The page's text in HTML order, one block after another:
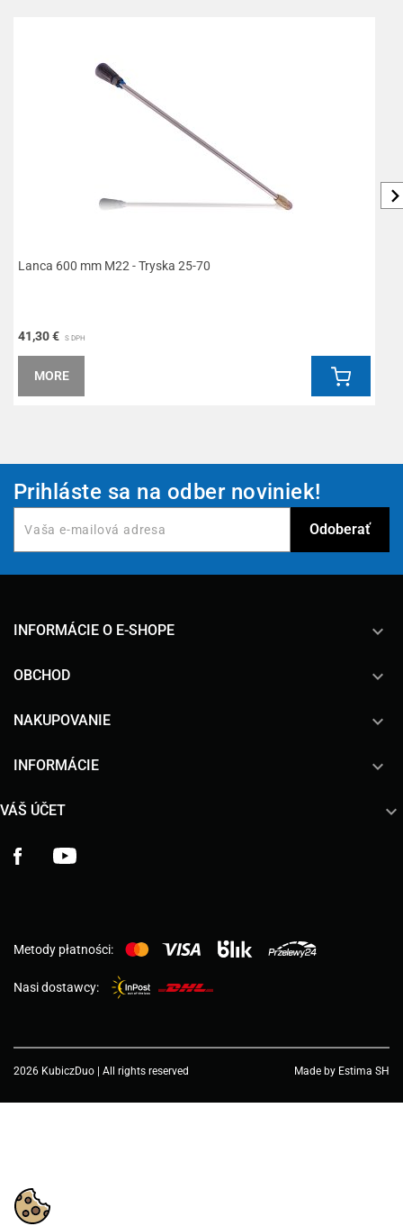
Lanca 600 mm M22 - Tryska 25-70
41,30 € S DPH
MORE
Prihláste sa na odber noviniek!
INFORMÁCIE O E-SHOPE keyboard_arrow_down
OBCHOD 
NAKUPOVANIE 
INFORMÁCIE 
VÁŠ ÚČET 
Facebook
Metody płatności:
Nasi dostawcy:
2026 KubiczDuo | All rights reserved Made by Estima SH